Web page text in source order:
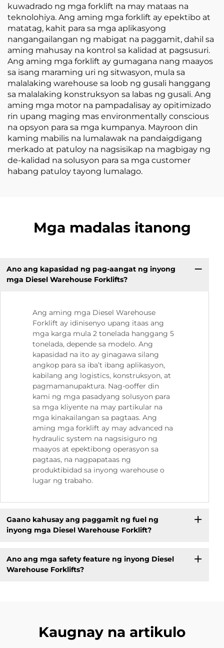
kuwadrado ng mga forklift na may mataas na
teknolohiya. Ang aming mga forklift ay epektibo at
matatag, kahit para sa mga aplikasyong
nangangailangan ng mabigat na paggamit, dahil sa
aming mahusay na kontrol sa kalidad at pagsusuri.
Ang aming mga forklift ay gumagana nang maayos
sa isang maraming uri ng sitwasyon, mula sa
malalaking warehouse sa loob ng gusali hanggang
sa malalaking konstruksyon sa labas ng gusali. Ang
aming mga motor na pampadalisay ay opitimizado
rin upang maging mas environmentally conscious
na opsyon para sa mga kumpanya. Mayroon din
kaming mabilis na lumalawak na pandaigdigang
merkado at patuloy na nagsisikap na magbigay ng
de-kalidad na solusyon para sa mga customer
habang patuloy tayong lumalago.
Mga madalas itanong
Ano ang kapasidad ng pag-aangat ng inyong
mga Diesel Warehouse Forklifts?
Ang aming mga Diesel Warehouse
Forklift ay idinisenyo upang itaas ang
mga karga mula 2 tonelada hanggang 5
tonelada, depende sa modelo. Ang
kapasidad na ito ay ginagawa silang
angkop para sa iba’t ibang aplikasyon,
kabilang ang logistics, konstruksyon, at
pagmamanupaktura. Nag-ooffer din
kami ng mga pasadyang solusyon para
sa mga kliyente na may partikular na
mga kinakailangan sa pagtaas. Ang
aming mga forklift ay may advanced na
hydraulic system na nagsisiguro ng
maayos at epektibong operasyon sa
pagtaas, na nagpapataas ng
produktibidad sa inyong warehouse o
lugar ng trabaho.
Gaano kahusay ang paggamit ng fuel ng
inyong mga Diesel Warehouse Forklift?
Ano ang mga safety feature ng inyong Diesel
Warehouse Forklifts?
Kaugnay na artikulo